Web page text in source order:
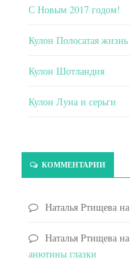
С Новым 2017 годом!
Кулон Полосатая жизнь
Кулон Шотландия
Кулон Луна и серьги
КОММЕНТАРИИ
Наталья Ртищева на
Наталья Ртищева на
анютины глазки